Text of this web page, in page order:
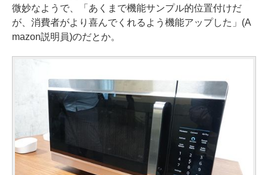
微妙なようで、「あくまで機能サンプル的位置付けだ
が、消費者がより喜んでくれるよう機能アップした」(A
mazon説明員)のだとか。